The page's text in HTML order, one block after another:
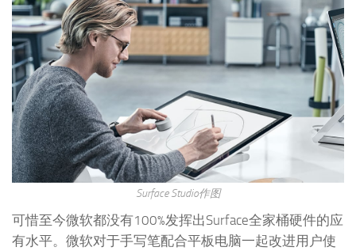
Surface Studio作图
可惜至今微软都没有100%发挥出Surface全家桶硬件的应
有水平。微软对于手写笔配合平板电脑一起改进用户使